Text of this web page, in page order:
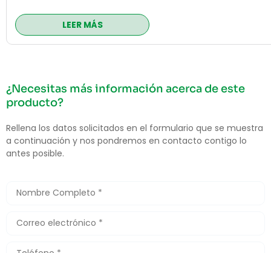
LEER MÁS
¿Necesitas más información acerca de este
producto?
Rellena los datos solicitados en el formulario que se muestra
a continuación y nos pondremos en contacto contigo lo
antes posible.